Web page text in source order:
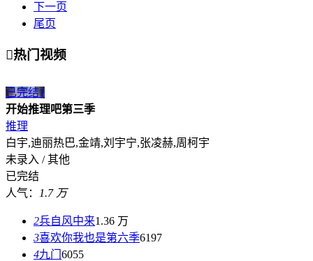
下一页
尾页
热门视频
已完结1
开始推理吧第三季
推理
白宇,迪丽热巴,金靖,刘宇宁,张凌赫,周柯宇
未录入 / 其他
已完结
人气：
1.7 万
2兵自风中来1.36 万
3喜欢你我也是第六季6197
4九门 6055